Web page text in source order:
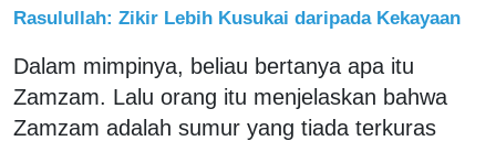
Rasulullah: Zikir Lebih Kusukai daripada Kekayaan
Dalam mimpinya, beliau bertanya apa itu
Zamzam. Lalu orang itu menjelaskan bahwa
Zamzam adalah sumur yang tiada terkuras